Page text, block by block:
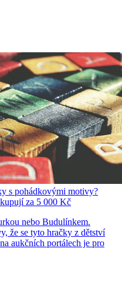
s pohádkovými motivy?
za 5 000 Kč
nebo Budulínkem.
že se tyto hračky z dětství
aukčních portálech je pro